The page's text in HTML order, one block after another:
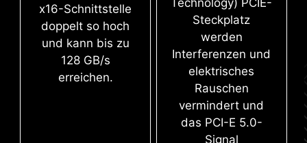
x16-Schnittstelle
doppelt so hoch
und kann bis zu
128 GB/s
erreichen.
Technology) PCIE-
Steckplatz
werden
Interferenzen und
elektrisches
Rauschen
vermindert und
das PCI-E 5.0-
Signal
der exklusiven Memory-Boost-Technologie
können MSI-Mainboards ein störungsfreies
und reines DDR5-Hochfrequenzsignal